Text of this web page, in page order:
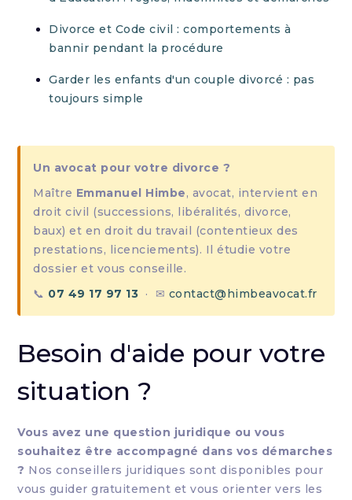
Divorce et Code civil : comportements à
bannir pendant la procédure
Garder les enfants d'un couple divorcé : pas
toujours simple
Un avocat pour votre divorce ?
Maître Emmanuel Himbe, avocat, intervient en
droit civil (successions, libéralités, divorce,
baux) et en droit du travail (contentieux des
prestations, licenciements). Il étudie votre
dossier et vous conseille.
📞 07 49 17 97 13 · ✉ contact@himbeavocat.fr
Besoin d'aide pour votre
situation ?
Vous avez une question juridique ou vous
souhaitez être accompagné dans vos démarches
? Nos conseillers juridiques sont disponibles pour
vous guider gratuitement et vous orienter vers les